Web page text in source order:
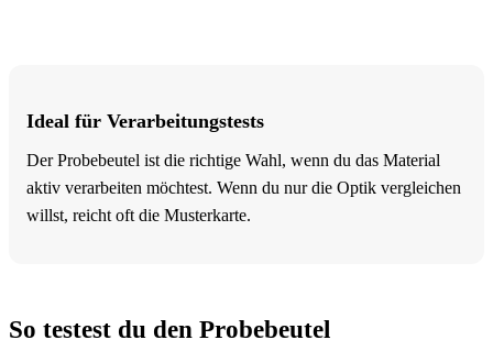
Ideal für Verarbeitungstests
Der Probebeutel ist die richtige Wahl, wenn du das Material
aktiv verarbeiten möchtest. Wenn du nur die Optik vergleichen
willst, reicht oft die Musterkarte.
So testest du den Probebeutel